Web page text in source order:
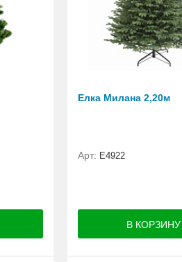
Елка Милана 2,20м
Арт: Е4922